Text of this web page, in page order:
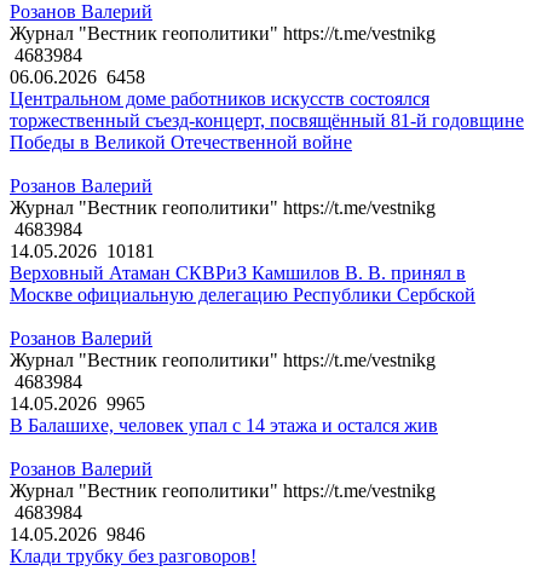
Розанов Валерий
Журнал "Вестник геополитики" https://t.me/vestnikg
4683984
06.06.2026 6458
Центральном доме работников искусств состоялся
торжественный съезд-концерт, посвящённый 81-й годовщине
Победы в Великой Отечественной войне
Розанов Валерий
Журнал "Вестник геополитики" https://t.me/vestnikg
4683984
14.05.2026 10181
Верховный Атаман СКВРиЗ Камшилов В. В. принял в
Москве официальную делегацию Республики Сербской
Розанов Валерий
Журнал "Вестник геополитики" https://t.me/vestnikg
4683984
14.05.2026 9965
В Балашихе, человек упал с 14 этажа и остался жив
Розанов Валерий
Журнал "Вестник геополитики" https://t.me/vestnikg
4683984
14.05.2026 9846
Клади трубку без разговоров!